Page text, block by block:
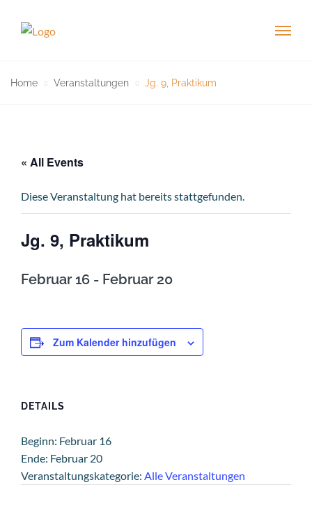
Home Veranstaltungen Jg. 9, Praktikum
« All Events
Diese Veranstaltung hat bereits stattgefunden.
Jg. 9, Praktikum
Februar 16 - Februar 20
Zum Kalender hinzufügen
DETAILS
Beginn: Februar 16
Ende: Februar 20
Veranstaltungskategorie: Alle Veranstaltungen